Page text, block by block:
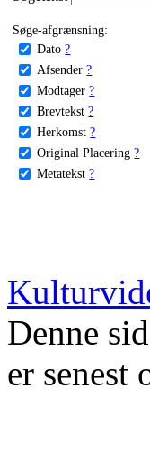
Søge-afgrænsning:
Dato ?
Afsender ?
Modtager ?
Brevtekst ?
Herkomst ?
Original Placering ?
Metatekst ?
Denne
er senest